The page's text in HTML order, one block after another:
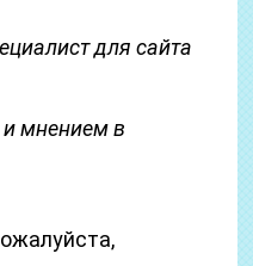
для сайта
мнением в